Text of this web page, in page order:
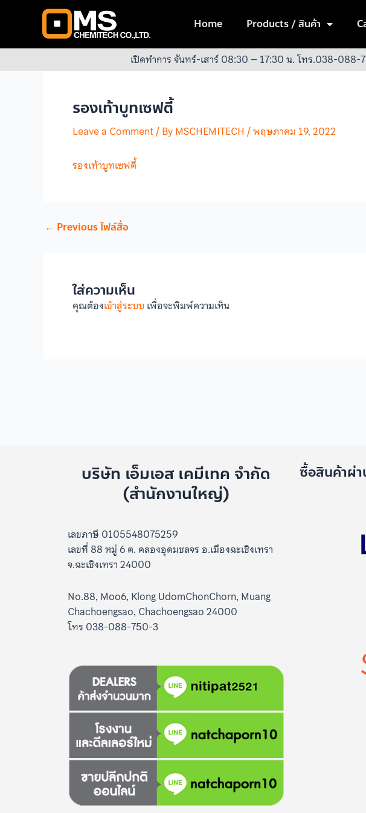
Home Products / สินค้า
เปิดทำการ จันทร์-เสาร์ 08:30 – 17:30 น.โทร.038-088-
รองเท้าบูทเซฟตี้
Leave a Comment/ ByMSCHEMITECH /พฤษภาคม 19, 2022
รองเท้าบูทเซฟตี้
Post
navigation
← Previous ไฟล์สื่อ
ใส่ความเห็น
คุณต้องเข้าสู่ระบบ เพื่อจะพิมพ์ความเห็น
บริษัท เอ็มเอส เคมีเทค จำกัด
(สำนักงานใหญ่)
เลขภาษี 0105548075259
เลขที่ 88 หมู่ 6 ต. คลองอุดมชลจร อ.เมืองฉะเชิงเทรา
จ.ฉะเชิงเทรา 24000
No.88, Moo6, Klong UdomChonChorn, Muang
Chachoengsao, Chachoengsao 24000
โทร 038-088-750-3
ซื้อสินค้าผ่า